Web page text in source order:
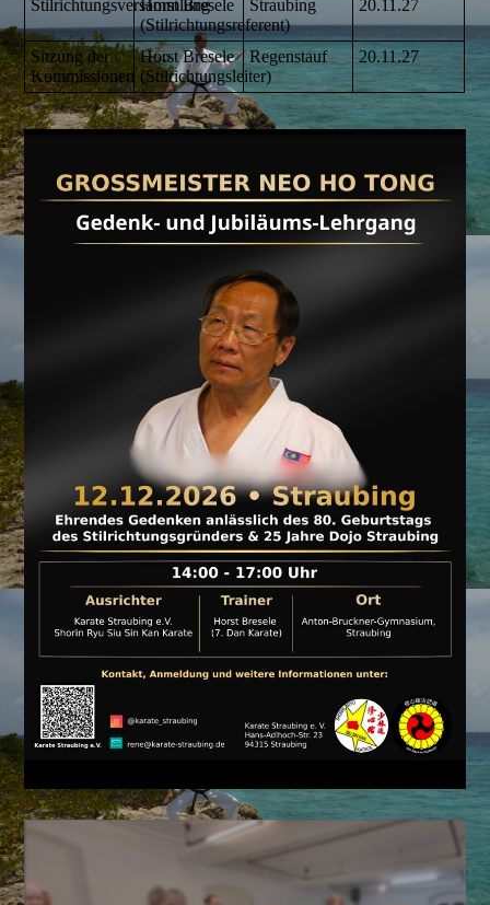
Stilrichtungsversammlung
Horst Bresele
(Stilrichtungsreferent)
Straubing 20.11.27
Sitzung der
Kommissionen
Horst Bresele
(Stilrichtungsleiter)
Regenstauf 20.11.27